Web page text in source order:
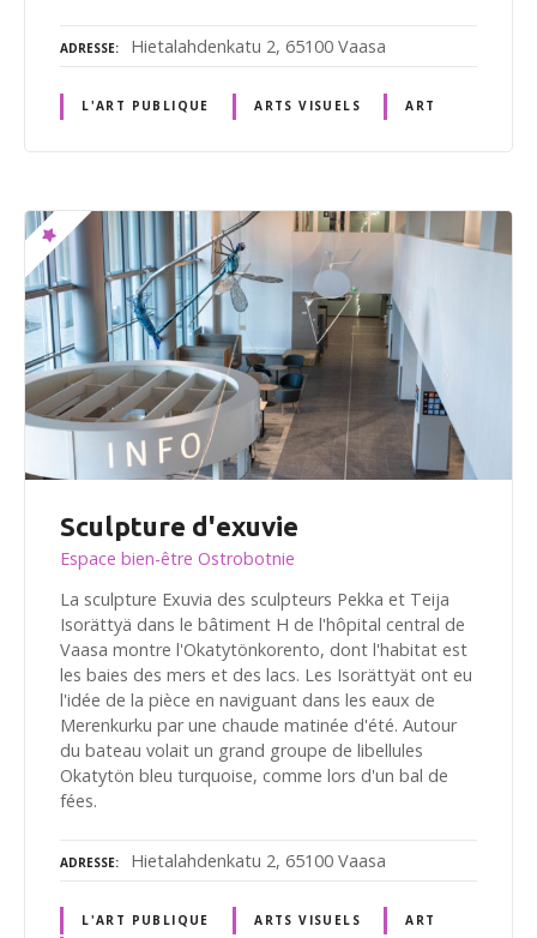
ADRESSE Hietalahdenkatu 2, 65100 Vaasa
L'ART PUBLIQUE ARTS VISUELS ART
Sculpture d'exuvie
Espace bien-être Ostrobotnie
La sculpture Exuvia des sculpteurs Pekka et Teija
Isorättyä dans le bâtiment H de l'hôpital central de
Vaasa montre l'Okatytönkorento, dont l'habitat est
les baies des mers et des lacs. Les Isorättyät ont eu
l'idée de la pièce en naviguant dans les eaux de
Merenkurku par une chaude matinée d'été. Autour
du bateau volait un grand groupe de libellules
Okatytön bleu turquoise, comme lors d'un bal de
fées.
ADRESSE Hietalahdenkatu 2, 65100 Vaasa
L'ART PUBLIQUE ARTS VISUELS ART